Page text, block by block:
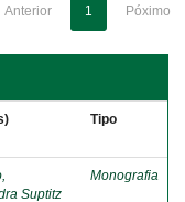
Anterior 1 Póximo
Tipo
Suptitz
Monografia